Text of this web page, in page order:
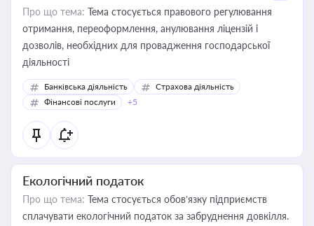
Про що тема: Тема стосується правового регулювання
отримання, переоформлення, анулювання ліцензій і
дозволів, необхідних для провадження господарської
діяльності
Банківська діяльність
Страхова діяльність
Фінансові послуги
+5
Екологічний податок
Про що тема: Тема стосується обов’язку підприємств
сплачувати екологічний податок за забруднення довкілля.